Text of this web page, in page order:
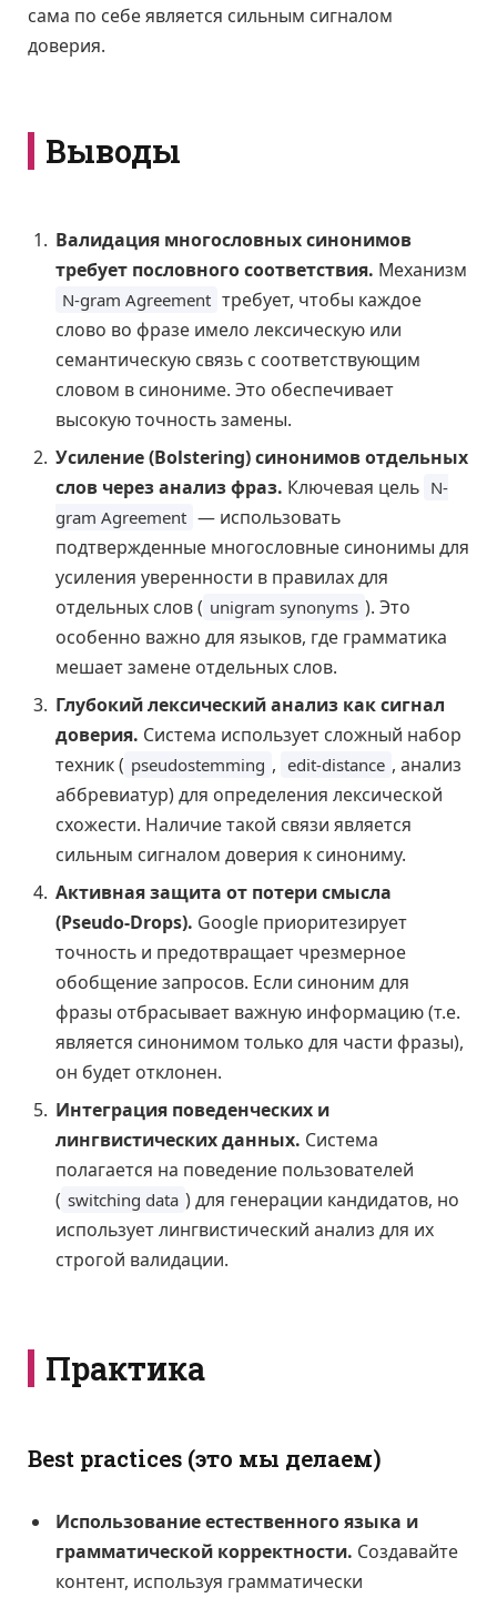
сама по себе является сильным сигналом
доверия.
Выводы
Валидация многословных синонимов
требует пословного соответствия. Механизм
N-gram Agreement требует, чтобы каждое
слово во фразе имело лексическую или
семантическую связь с соответствующим
словом в синониме. Это обеспечивает
высокую точность замены.
Усиление (Bolstering) синонимов отдельных
слов через анализ фраз. Ключевая цель N-
gram Agreement — использовать
подтвержденные многословные синонимы для
усиления уверенности в правилах для
отдельных слов ( unigram synonyms ). Это
особенно важно для языков, где грамматика
мешает замене отдельных слов.
Глубокий лексический анализ как сигнал
доверия. Система использует сложный набор
техник ( pseudostemming , edit-distance , анализ
аббревиатур) для определения лексической
схожести. Наличие такой связи является
сильным сигналом доверия к синониму.
Активная защита от потери смысла
(Pseudo-Drops). Google приоритезирует
точность и предотвращает чрезмерное
обобщение запросов. Если синоним для
фразы отбрасывает важную информацию (т.е.
является синонимом только для части фразы),
он будет отклонен.
Интеграция поведенческих и
лингвистических данных. Система
полагается на поведение пользователей
( switching data ) для генерации кандидатов, но
использует лингвистический анализ для их
строгой валидации.
Практика
Best practices (это мы делаем)
Использование естественного языка и
грамматической корректности. Создавайте
контент, используя грамматически